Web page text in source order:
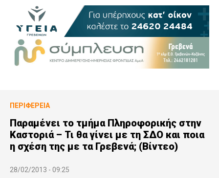
ΠΕΡΙΦΈΡΕΙΑ
Παραμένει το τμήμα Πληροφορικής στην
Καστοριά – Τι θα γίνει με τη ΣΔΟ και ποια
η σχέση της με τα Γρεβενά; (Βίντεο)
28/02/2013 - 09:25